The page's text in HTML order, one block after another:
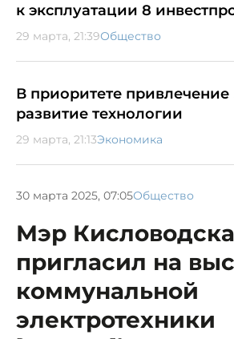
к эксплуатации 8
29 марта, 21:39Общество
В приоритете
развитие технологии
29 марта, 21:13Экономика
30 марта 2025, 07:05Общество
Мэр Кисловодска
пригласил на
коммунальной
электротехники